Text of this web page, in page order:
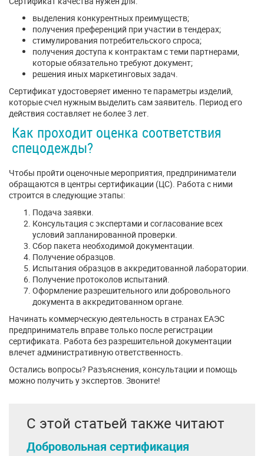
выделения конкурентных преимуществ;
получения преференций при участии в тендерах;
стимулирования потребительского спроса;
получения доступа к контрактам с теми партнерами,
которые обязательно требуют документ;
решения иных маркетинговых задач.
Сертификат удостоверяет именно те параметры изделий,
которые счел нужным выделить сам заявитель. Период его
действия составляет не более 3 лет.
Как проходит оценка соответствия
спецодежды?
Чтобы пройти оценочные мероприятия, предприниматели
обращаются в центры сертификации (ЦС). Работа с ними
строится в следующие этапы:
Подача заявки.
Консультация с экспертами и согласование всех
условий запланированной проверки.
Сбор пакета необходимой документации.
Получение образцов.
Испытания образцов в аккредитованной лаборатории.
Получение протоколов испытаний.
Оформление разрешительного или добровольного
документа в аккредитованном органе.
Начинать коммерческую деятельность в странах ЕАЭС
предприниматель вправе только после регистрации
сертификата. Работа без разрешительной документации
влечет административную ответственность.
Остались вопросы? Разъяснения, консультации и помощь
можно получить у экспертов. Звоните!
С этой статьей также читают
Добровольная сертификация